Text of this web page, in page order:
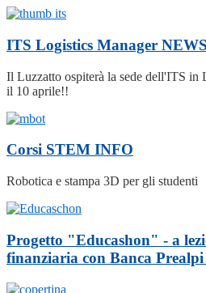
ITS Logistics Manager NEWS
Il Luzzatto ospiterà la sede dell'ITS in
il 10 aprile!!
Corsi STEM INFO
Robotica e stampa 3D per gli studenti
Progetto "Educashon" - a
finanziaria con Banca